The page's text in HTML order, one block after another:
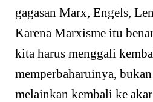
gagasan Marx, Engels,
Karena Marxisme itu
kita harus menggali
memperbaharuinya,
melainkan kembali ke